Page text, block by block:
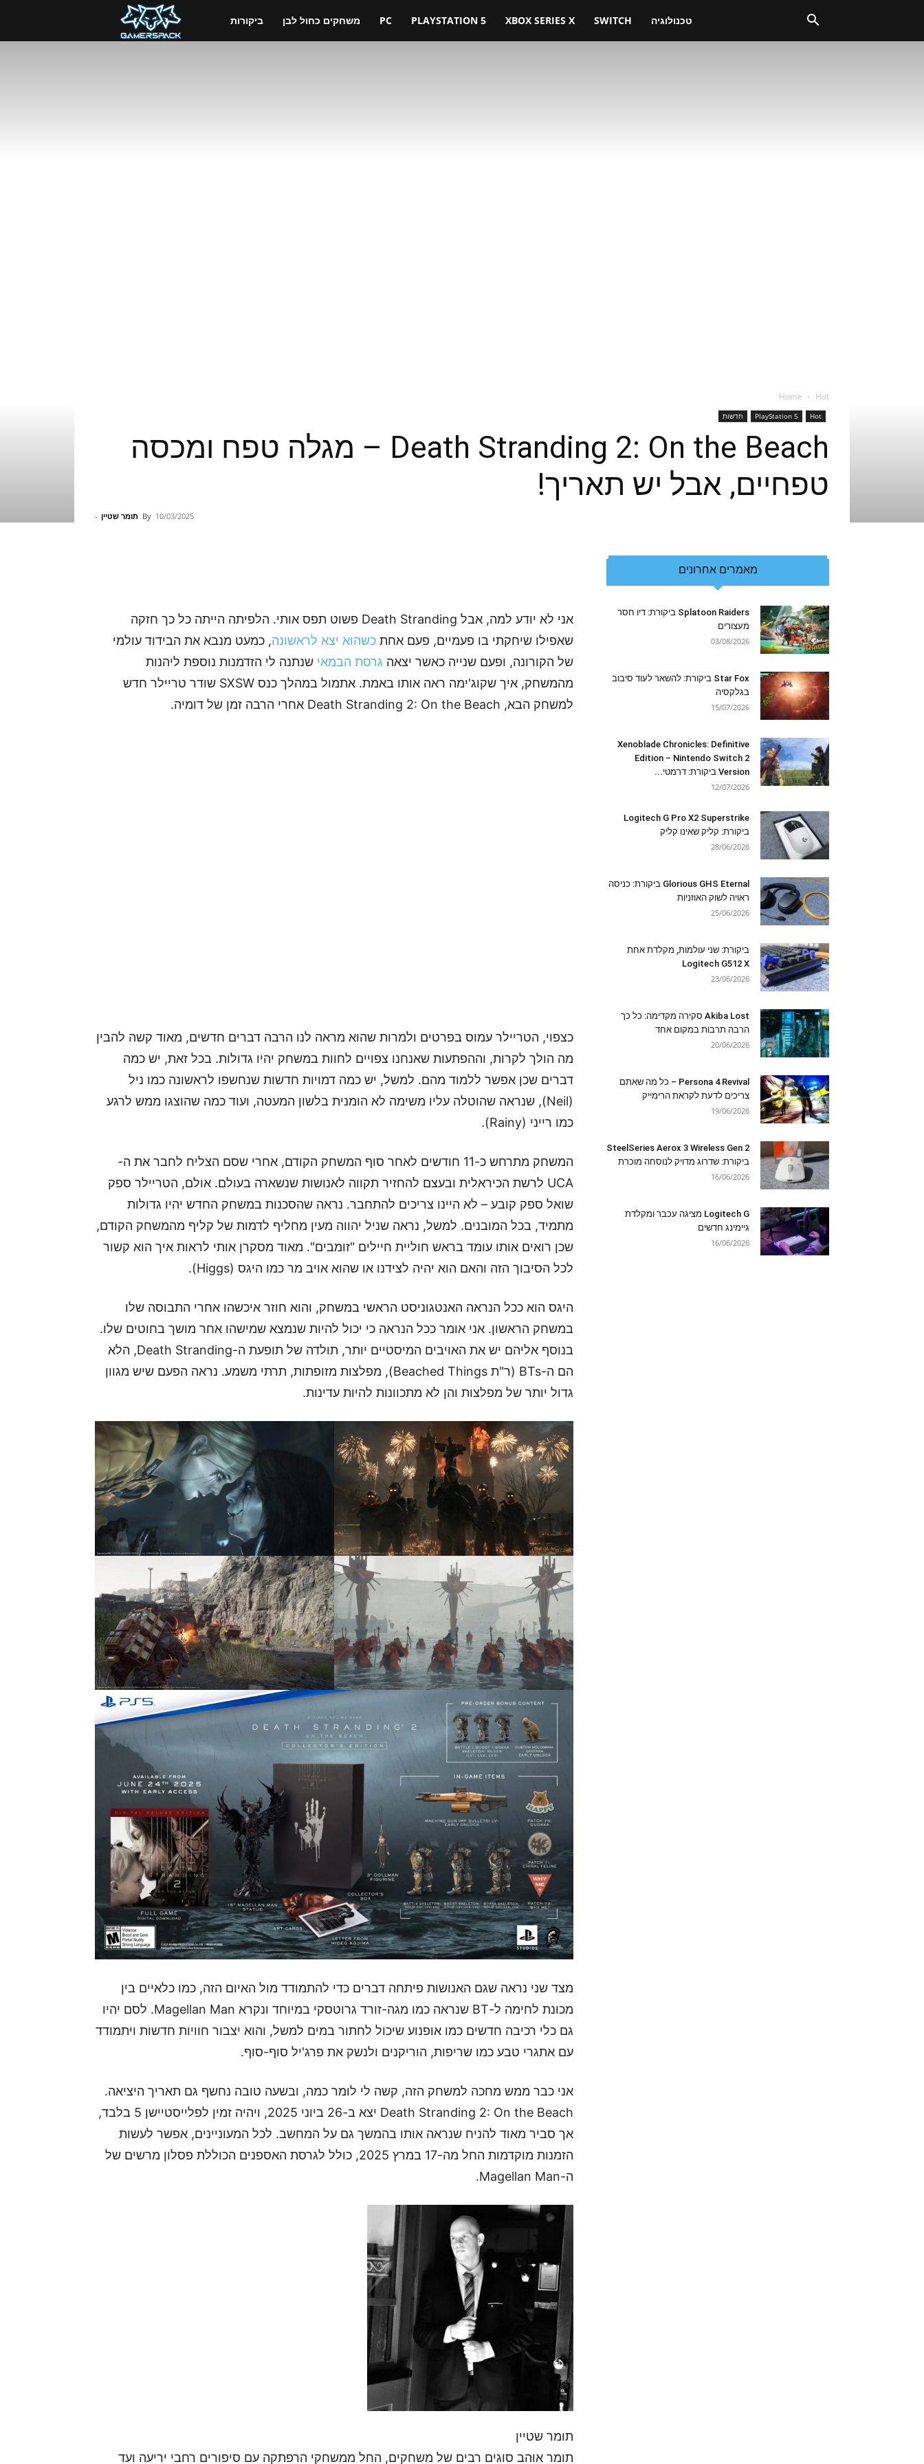
ביקורות משחקים כחול לבן PC PLAYSTATION 5 XBOX SERIES X SWITCH טכנולוגיה
Home Hot
Hot
PlayStation 5 חדשות
Death Stranding 2: On the Beach – מגלה טפח ומכסה
טפחיים, אבל יש תאריך!
By תומר שטיין - 10/03/2025
אני לא יודע למה, אבל Death Stranding פשוט תפס אותי. הלפיתה הייתה כל כך חזקה
שאפילו שיחקתי בו פעמיים, פעם אחת כשהוא יצא לראשונה, כמעט מנבא את הבידוד עולמי
של הקורונה, ופעם שנייה כאשר יצאה גרסת הבמאי שנתנה לי הזדמנות נוספת ליהנות
מהמשחק, איך שקוג'ימה ראה אותו באמת. אתמול במהלך כנס SXSW שודר טריילר חדש
למשחק הבא, Death Stranding 2: On the Beach אחרי הרבה זמן של דומיה.
כצפוי, הטריילר עמוס בפרטים ולמרות שהוא מראה לנו הרבה דברים חדשים, מאוד קשה להבין
מה הולך לקרות, וההפתעות שאנחנו צפויים לחוות במשחק יהיו גדולות. בכל זאת, יש כמה
דברים שכן אפשר ללמוד מהם. למשל, יש כמה דמויות חדשות שנחשפו לראשונה כמו ניל
(Neil), שנראה שהוטלה עליו משימה לא הומנית בלשון המעטה, ועוד כמה שהוצגו ממש לרגע
כמו רייני (Rainy).
המשחק מתרחש כ-11 חודשים לאחר סוף המשחק הקודם, אחרי שסם הצליח לחבר את ה-
UCA לרשת הכיראלית ובעצם להחזיר תקווה לאנושות שנשארה בעולם. אולם, הטריילר ספק
שואל ספק קובע – לא היינו צריכים להתחבר. נראה שהסכנות במשחק החדש יהיו גדולות
מתמיד, בכל המובנים. למשל, נראה שניל יהווה מעין מחליף לדמות של קליף מהמשחק הקודם,
שכן רואים אותו עומד בראש חוליית חיילים "זומבים". מאוד מסקרן אותי לראות איך הוא קשור
לכל הסיבוך הזה והאם הוא יהיה לצידנו או שהוא אויב מר כמו היגס (Higgs).
היגס הוא ככל הנראה האנטגוניסט הראשי במשחק, והוא חוזר איכשהו אחרי התבוסה שלו
במשחק הראשון. אני אומר ככל הנראה כי יכול להיות שנמצא שמישהו אחר מושך בחוטים שלו.
בנוסף אליהם יש את האויבים המיסטיים יותר, תולדה של תופעת ה-Death Stranding, הלא
הם ה-BTs (ר"ת Beached Things), מפלצות מזופתות, תרתי משמע. נראה הפעם שיש מגוון
גדול יותר של מפלצות והן לא מתכוונות להיות עדינות.
מצד שני נראה שגם האנושות פיתחה דברים כדי להתמודד מול האיום הזה, כמו כלאיים בין
מכונת לחימה ל-BT שנראה כמו מגה-זורד גרוטסקי במיוחד ונקרא Magellan Man. לסם יהיו
גם כלי רכיבה חדשים כמו אופנוע שיכול לחתור במים למשל, והוא יצבור חוויות חדשות ויתמודד
עם אתגרי טבע כמו שריפות, הוריקנים ולנשק את פרג'יל סוף-סוף.
אני כבר ממש מחכה למשחק הזה, קשה לי לומר כמה, ובשעה טובה נחשף גם תאריך היציאה.
Death Stranding 2: On the Beach יצא ב-26 ביוני 2025, ויהיה זמין לפלייסטיישן 5 בלבד,
אך סביר מאוד להניח שנראה אותו בהמשך גם על המחשב. לכל המעוניינים, אפשר לעשות
הזמנות מוקדמות החל מה-17 במרץ 2025, כולל לגרסת האספנים הכוללת פסלון מרשים של
ה-Magellan Man.
תומר שטיין
תומר אוהב סוגים רבים של משחקים, החל ממשחקי הרפתקה עם סיפורים רחבי יריעה ועד
מאמרים אחרונים
Splatoon Raiders ביקורת: דיו חסר
מעצורים
03/08/2026
Star Fox ביקורת: להשאר לעוד סיבוב
בגלקסיה
15/07/2026
Xenoblade Chronicles: Definitive
Edition – Nintendo Switch 2
Version ביקורת: דרמטי...
12/07/2026
Logitech G Pro X2 Superstrike
ביקורת: קליק שאינו קליק
28/06/2026
Glorious GHS Eternal ביקורת: כניסה
ראויה לשוק האוזניות
25/06/2026
ביקורת: שני עולמות, מקלדת אחת
Logitech G512 X
23/06/2026
Akiba Lost סקירה מקדימה: כל כך
הרבה תרבות במקום אחד
20/06/2026
Persona 4 Revival – כל מה שאתם
צריכים לדעת לקראת הרימייק
19/06/2026
SteelSeries Aerox 3 Wireless Gen 2
ביקורת: שדרוג מדויק לנוסחה מוכרת
16/06/2026
Logitech G מציגה עכבר ומקלדת
גיימינג חדשים
16/06/2026